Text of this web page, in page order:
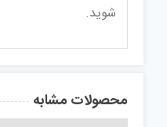
شوید.
محصولات مشابه